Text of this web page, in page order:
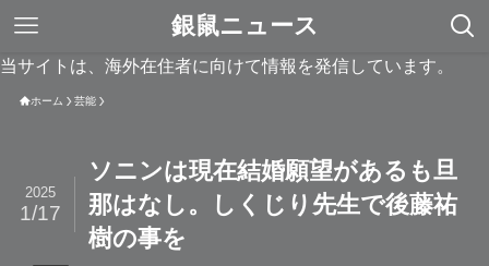
銀鼠ニュース
当サイトは、海外在住者に向けて情報を発信しています。
ホーム 芸能
ソニンは現在結婚願望があるも旦
那はなし。しくじり先生で後藤祐
樹の事を
2025
1/17